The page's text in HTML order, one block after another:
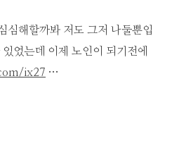
심해할까봐 저도 그저 나둘뿐입
었는데 이제 노인이 되기전에
ix27 …